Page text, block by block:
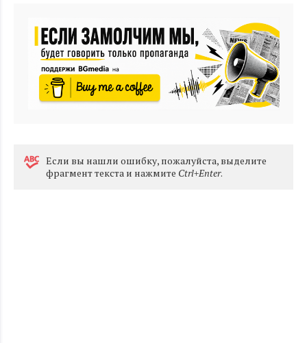
Eсли вы нашли ошибку, пожалуйста, выделите
фрагмент текста и нажмите Ctrl+Enter.